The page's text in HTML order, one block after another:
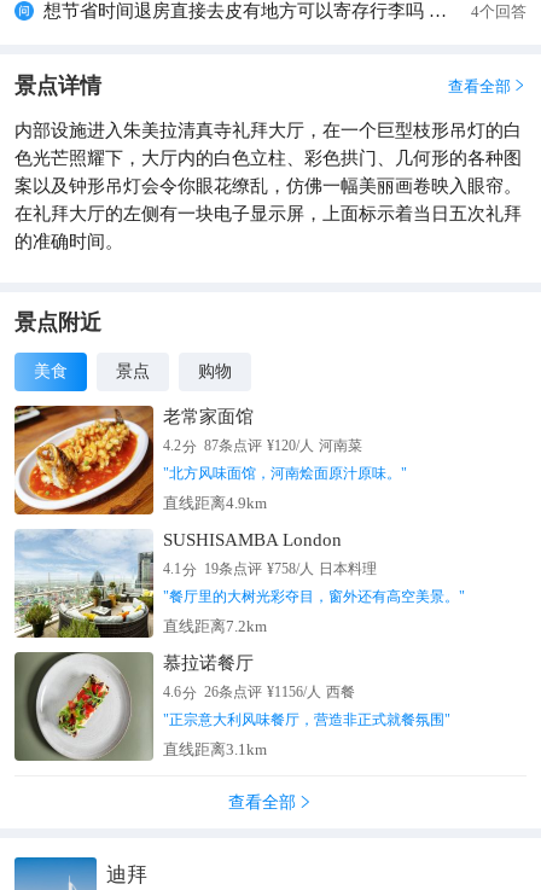
想节省时间退房直接去皮有地方可以寄存行李吗 还是可以推着行李箱进去 4个回答
景点详情 查看全部 
内部设施进入朱美拉清真寺礼拜大厅，在一个巨型枝形吊灯的白
色光芒照耀下，大厅内的白色立柱、彩色拱门、几何形的各种图
案以及钟形吊灯会令你眼花缭乱，仿佛一幅美丽画卷映入眼帘。
在礼拜大厅的左侧有一块电子显示屏，上面标示着当日五次礼拜
的准确时间。
景点附近
美食 景点 购物
老常家面馆
4.2分 87条点评 ¥120/人 河南菜
"北方风味面馆，河南烩面原汁原味。 "
直线距离4.9km
SUSHISAMBA London
4.1分 19条点评 ¥758/人 日本料理
"餐厅里的大树光彩夺目，窗外还有高空美景。 "
直线距离7.2km
慕拉诺餐厅
4.6分 26条点评 ¥1156/人 西餐
"正宗意大利风味餐厅，营造非正式就餐氛围"
直线距离3.1km
查看全部 
迪拜